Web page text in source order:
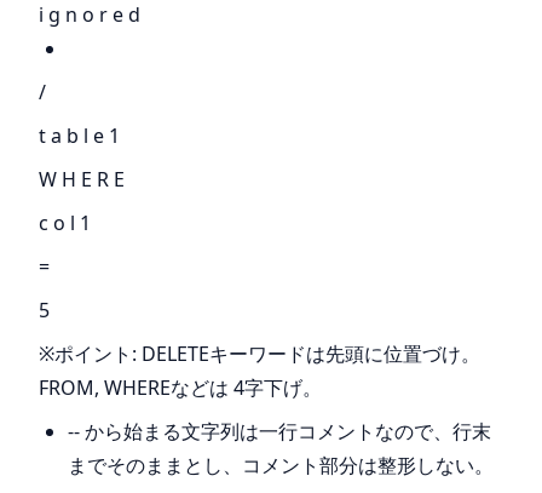
i g n o r e d
/
t a b l e 1
W H E R E
c o l 1
=
5
※ポイント: DELETEキーワードは先頭に位置づけ。
FROM, WHEREなどは 4字下げ。
-- から始まる文字列は一行コメントなので、行末
までそのままとし、コメント部分は整形しない。